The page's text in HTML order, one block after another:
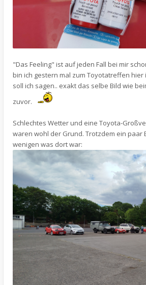
"Das Feeling" ist auf jeden Fall bei mir
bin ich gestern mal zum Toyotatreffen hier
soll ich sagen.. exakt das selbe Bild wie
zuvor.
Schlechtes Wetter und eine Toyota-
waren wohl der Grund. Trotzdem ein paar
wenigen was dort war: